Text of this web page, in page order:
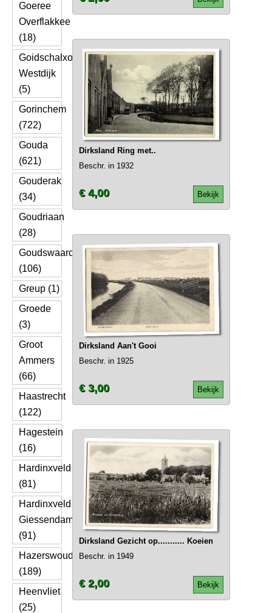
Goeree
Overflakkee
(18)
Goidschalxoord
Westdijk
(5)
Gorinchem
(722)
Gouda
(621)
Gouderak
(34)
Goudriaan
(28)
Goudswaard
(106)
Greup (1)
Groede
(3)
Groot
Ammers
(66)
Haastrecht
(122)
Hagestein
(16)
Hardinxveld
(81)
Hardinxveld
Giessendam
(91)
Hazerswoude
(189)
Heenvliet
(25)
Dirksland Ring met..
Beschr. in 1932
Bekijk
€ 4,00
Dirksland Aan't Gooi
Beschr. in 1925
Bekijk
€ 3,00
Dirksland Gezicht op........... Koeien
Beschr. in 1949
Bekijk
€ 2,00